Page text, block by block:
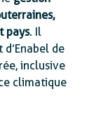
pays. Il
de
inclusive
climatique